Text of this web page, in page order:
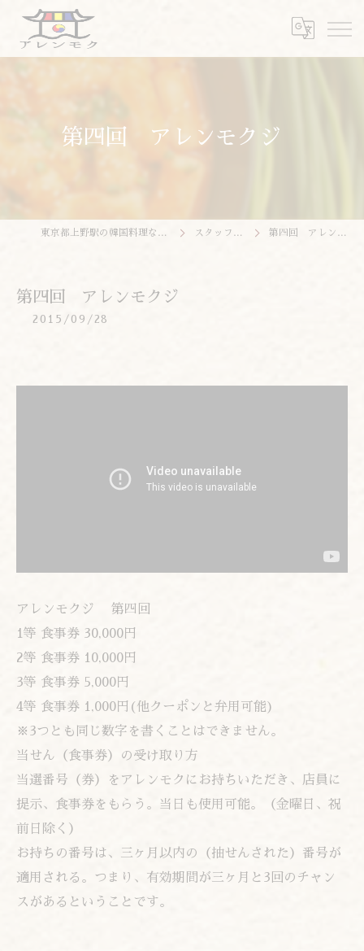
第四回 アレンモクジ
東京都上野駅の韓国料理ならアレンモク スタッフブログ 第四回 アレンモクジ
第四回 アレンモクジ
2015/09/28
アレンモクジ 第四回
1等 食事券 30,000円
2等 食事券 10,000円
3等 食事券 5,000円
4等 食事券 1,000円(他クーポンと弁用可能)
※3つとも同じ数字を書くことはできません。
当せん（食事券）の受け取り方
当選番号（券）をアレンモクにお持ちいただき、店員に
提示、食事券をもらう。当日も使­用可能。（金曜日、祝
前日除く）
お持ちの番号は、三ヶ月以内の（抽せんされた）番号が
適用される。つまり、有効期間が­三ヶ月と3回のチャン
スがあるということです。